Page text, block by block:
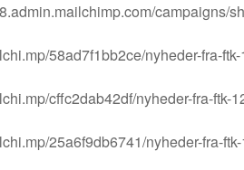
campaigns/
58ad7f1bb2ce/nyheder-fra-
cffc2dab42df/nyheder-fra-ftk-
25a6f9db6741/nyheder-fra-